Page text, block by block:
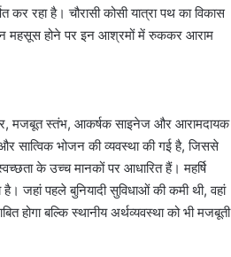
रहा है। चौरासी कोसी यात्रा पथ का विकास
महसूस होने पर इन आश्रमों में रुककर आराम
मजबूत स्तंभ, आकर्षक साइनेज और आरामदायक
सात्विक भोजन की व्यवस्था की गई है, जिससे
के उच्च मानकों पर आधारित हैं। महर्षि
पहले बुनियादी सुविधाओं की कमी थी, वहां
बल्कि स्थानीय अर्थव्यवस्था को भी मजबूती